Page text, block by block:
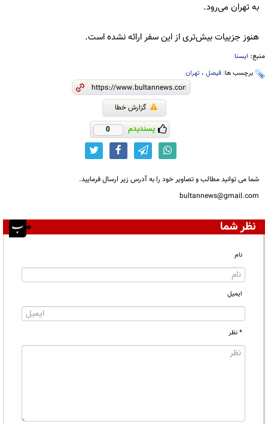
به تهران می‌رود.
هنوز جزییات بیش‌تری از این سفر ارائه نشده است.
منبع: ایسنا
برچسب ها: فیصل ، تهران
گزارش خطا
پسندیدم 0
شما می توانید مطالب و تصاویر خود را به آدرس زیر ارسال فرمایید.
bultannews@gmail.com
نظر شما
نام
ایمیل
* نظر